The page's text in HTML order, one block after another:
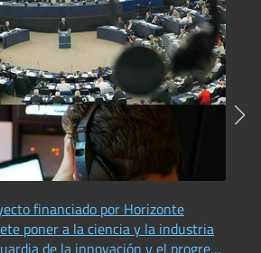
financiado por Horizonte
poner a la ciencia y la industria
de la innovación y el progreso